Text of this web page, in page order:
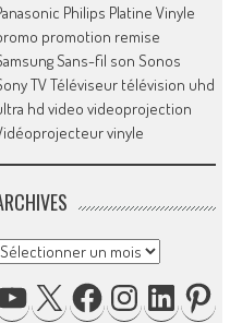
Philips Platine Vinyle
promotion remise
Sans-fil son Sonos
TVTéléviseur télévision uhd
hd video videoprojection
vinyle
Archives
YOUTUBE FACEBOOKINSTAGRAM